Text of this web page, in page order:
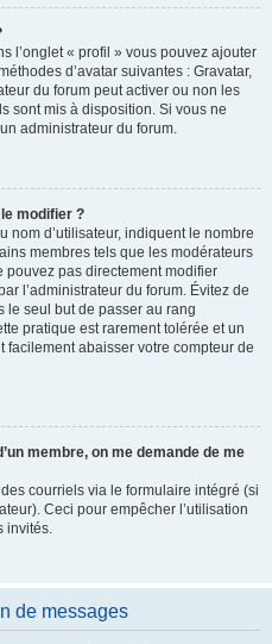
l’onglet « profil » vous pouvez ajouter
d’avatar suivantes : Gravatar,
du forum peut activer ou non les
sont mis à disposition. Si vous ne
administrateur du forum.
modifier ?
nom d’utilisateur, indiquent le nombre
membres tels que les modérateurs
pouvez pas directement modifier
l’administrateur du forum. Évitez de
le seul but de passer au rang
pratique est rarement tolérée et un
abaisser votre compteur de
membre, on me demande de me
courriels via le formulaire intégré (si
Ceci pour empêcher l’utilisation
invités.
de messages